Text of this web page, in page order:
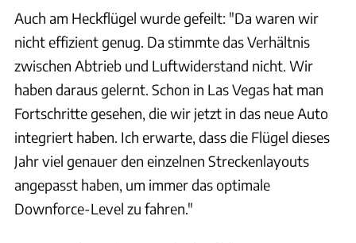
Auch am Heckflügel wurde gefeilt: "Da waren wir
nicht effizient genug. Da stimmte das Verhältnis
zwischen Abtrieb und Luftwiderstand nicht. Wir
haben daraus gelernt. Schon in Las Vegas hat man
Fortschritte gesehen, die wir jetzt in das neue Auto
integriert haben. Ich erwarte, dass die Flügel dieses
Jahr viel genauer den einzelnen Streckenlayouts
angepasst haben, um immer das optimale
Downforce-Level zu fahren."